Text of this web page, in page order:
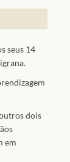
seus 14
dois
em